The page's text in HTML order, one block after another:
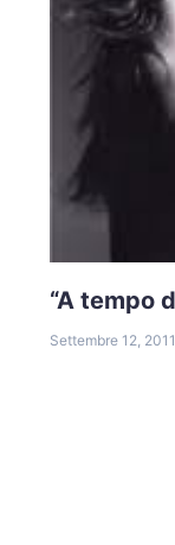
“A tempo
Settembre 12, 2011